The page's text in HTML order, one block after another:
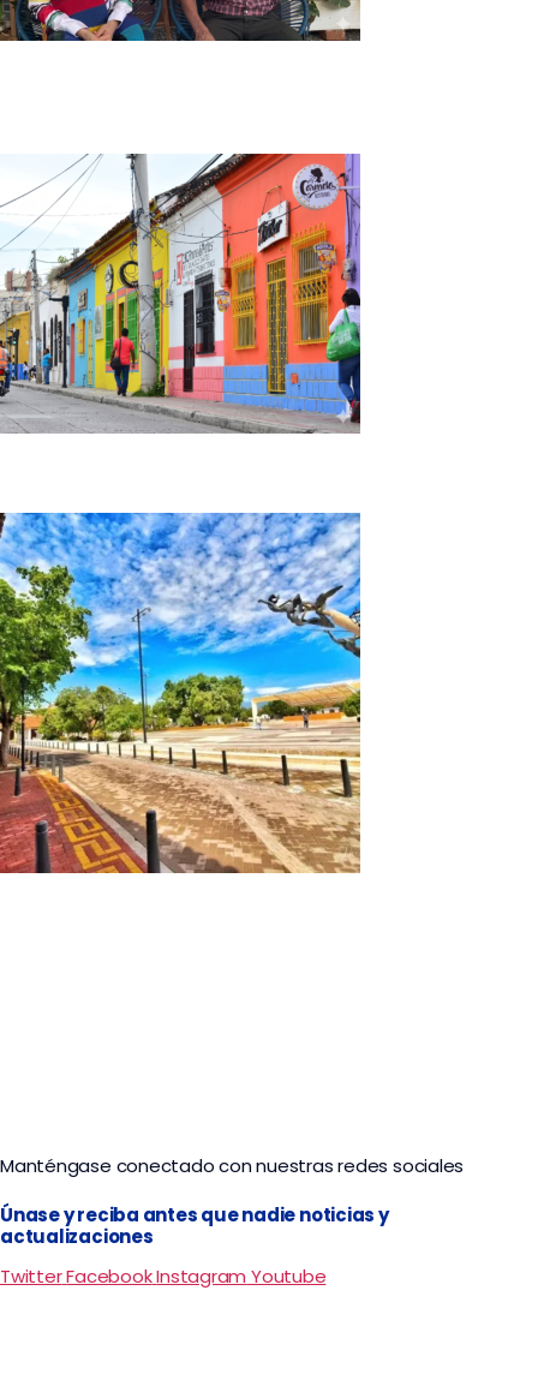
Manténgase conectado con nuestras redes sociales
Únase y reciba antes que nadie noticias y
actualizaciones
TwitterFacebookInstagram Youtube